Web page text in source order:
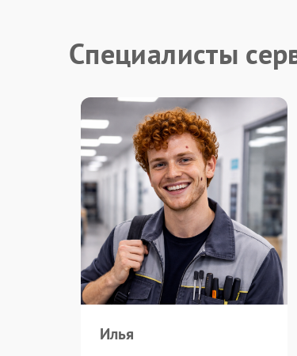
Специалисты
Илья